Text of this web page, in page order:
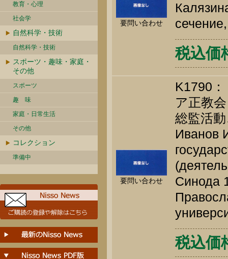
教育・心理
社会学
自然科学・技術
自然科学・技術
スポーツ・趣味・家庭・
その他
スポーツ
趣 味
家庭・日常生活
その他
コレクション
準備中
要問い合わせ
税込価
要問い合わせ
K1790
ア正教
総監活
Иванов
Синода
税込価